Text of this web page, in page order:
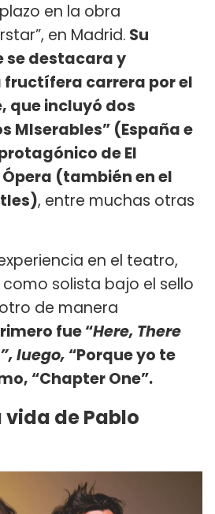
en la obra
en Madrid. Su
se destacara y
fructífera carrera por el
que incluyó dos
MIserables” (España e
de El
(también en el
, entre muchas otras
en el teatro,
solista bajo el sello
de manera
fue “Here, There
luego, “Porque yo te
“Chapter One”.
vida de Pablo